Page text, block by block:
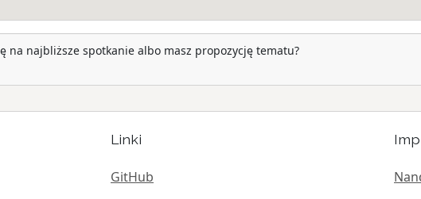
na najbliższe spotkanie albo masz propozycję tematu?
Linki
GitHub